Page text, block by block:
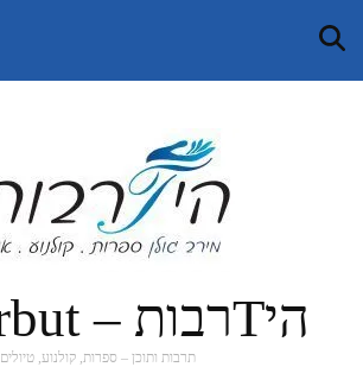
היTרבות – HiTarbut
תרבות ותוכן – ספרות, קולנוע, טיולים